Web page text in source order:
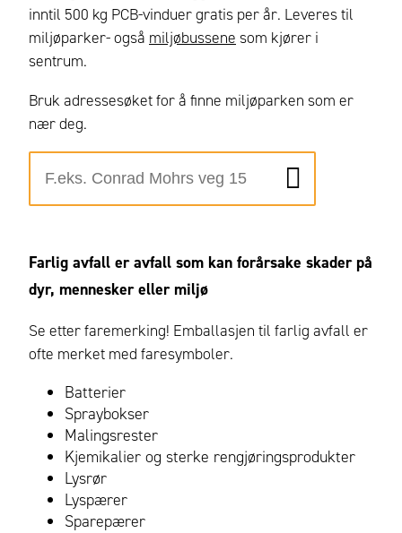
inntil 500 kg PCB-vinduer gratis per år. Leveres til
miljøparker- også miljøbussene som kjører i
sentrum.
Bruk adressesøket for å finne miljøparken som er
nær deg.
Farlig avfall er avfall som kan forårsake skader på
dyr, mennesker eller miljø
Se etter faremerking! Emballasjen til farlig avfall er
ofte merket med faresymboler.
Batterier
Spraybokser
Malingsrester
Kjemikalier og sterke rengjøringsprodukter
Lysrør
Lyspærer
Sparepærer